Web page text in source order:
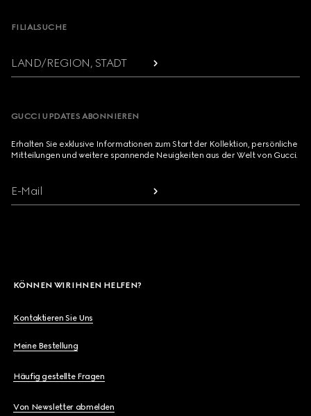
FILIALSUCHE
LAND/REGION, STADT
GUCCI UPDATES ABONNIEREN
Erhalten Sie exklusive Informationen zum Start der Kollektion, persönliche
Mitteilungen und weitere spannende Neuigkeiten aus der Welt von Gucci.
E-Mail
KÖNNEN WIR IHNEN HELFEN?
Kontaktieren Sie Uns
Meine Bestellung
Häufig gestellte Fragen
Von Newsletter abmelden